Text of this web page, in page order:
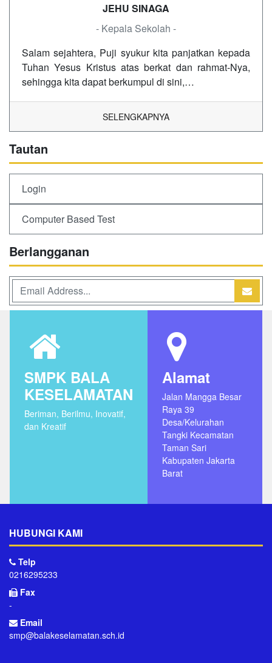
JEHU SINAGA
- Kepala Sekolah -
Salam sejahtera, Puji syukur kita panjatkan kepada
Tuhan Yesus Kristus atas berkat dan rahmat-Nya,
sehingga kita dapat berkumpul di sini,…
SELENGKAPNYA
Tautan
Login
Computer Based Test
Berlangganan
SMPK BALA
KESELAMATAN
Beriman, Berilmu, Inovatif,
dan Kreatif
Alamat
Jalan Mangga Besar
Raya 39
Desa/Kelurahan
Tangki Kecamatan
Taman Sari
Kabupaten Jakarta
Barat
HUBUNGI KAMI
Telp
0216295233
Fax
-
Email
smp@balakeselamatan.sch.id